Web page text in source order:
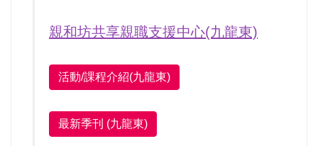
親和坊共享親職支援中心(九龍東)
活動/課程介紹(九龍東)
最新季刊 (九龍東)